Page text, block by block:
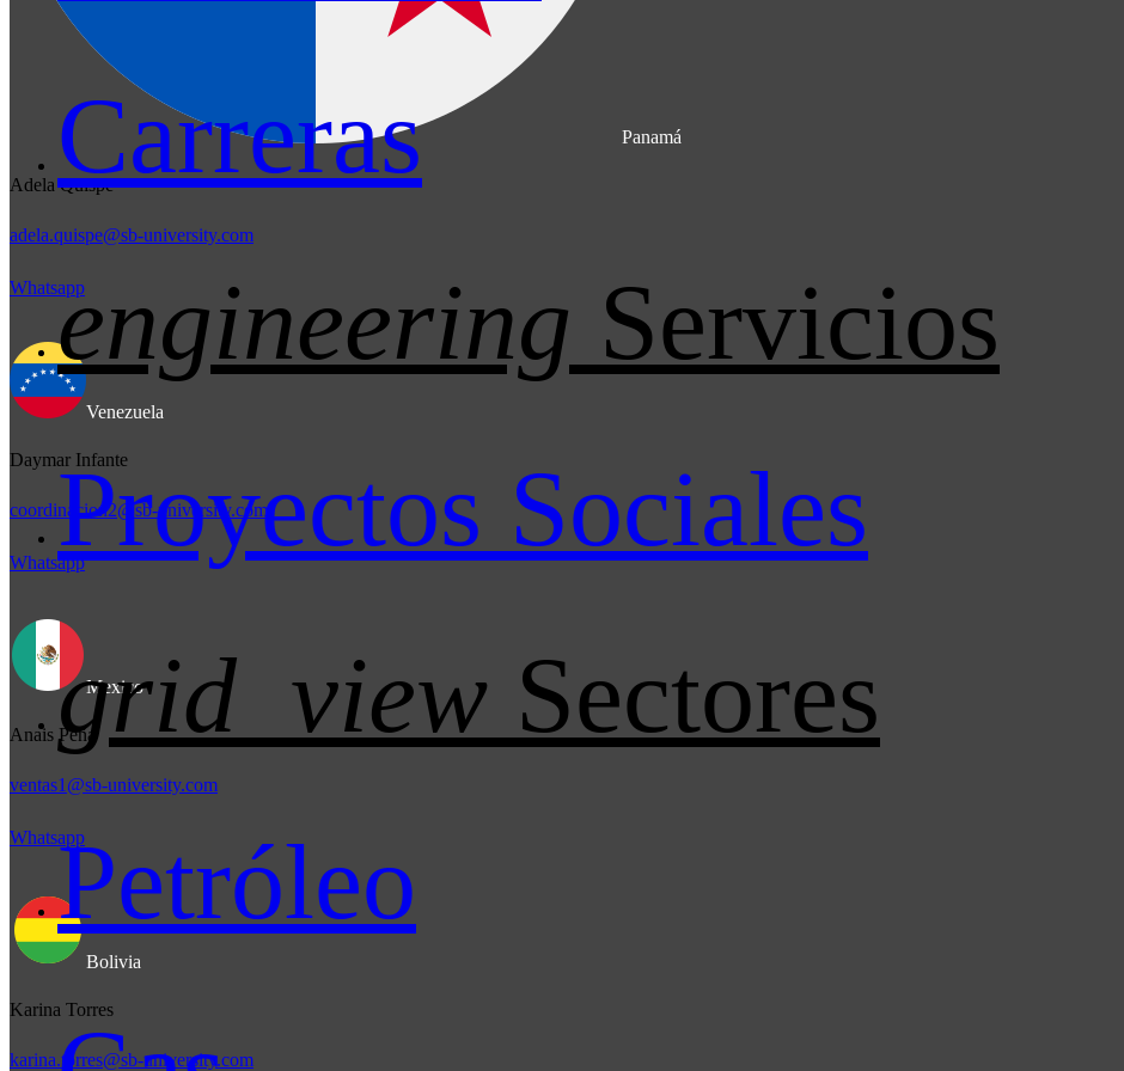
Carreras
engineering Servicios
Proyectos Sociales
grid_view Sectores
Petróleo
Panamá
Adela Quispe
adela.quispe@sb-university.com
Whatsapp
Venezuela
Daymar Infante
coordinacion2@sb-university.com
Whatsapp
Mexico
Anais Peña
ventas1@sb-university.com
Whatsapp
Bolivia
Karina Torres
karina.torres@sb-university.com